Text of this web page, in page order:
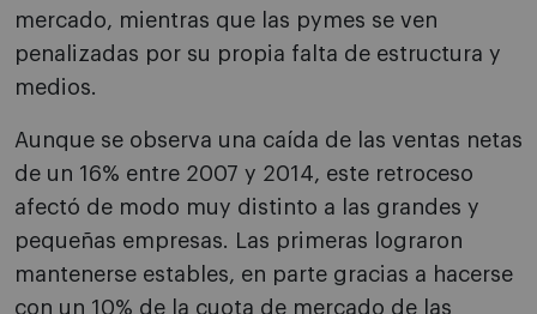
mercado, mientras que las pymes se ven
penalizadas por su propia falta de estructura y
medios.
Aunque se observa una caída de las ventas netas
de un 16% entre 2007 y 2014, este retroceso
afectó de modo muy distinto a las grandes y
pequeñas empresas. Las primeras lograron
mantenerse estables, en parte gracias a hacerse
con un 10% de la cuota de mercado de las